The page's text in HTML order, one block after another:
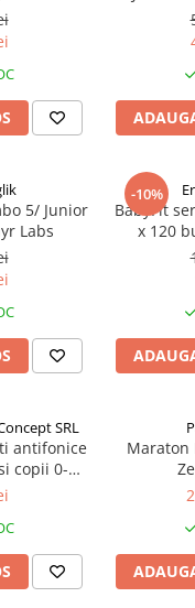
ingrijire si
medicale
5/ Junior
Labs
-10%
BabyFit
x 120
SRL
antifonice
copii 0-4
Labs
Maraton